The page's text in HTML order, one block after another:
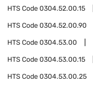
HTS Code0304.52.00.15
HTS Code0304.52.00.90
HTS Code0304.53.00
HTS Code0304.53.00.15
HTS Code0304.53.00.25